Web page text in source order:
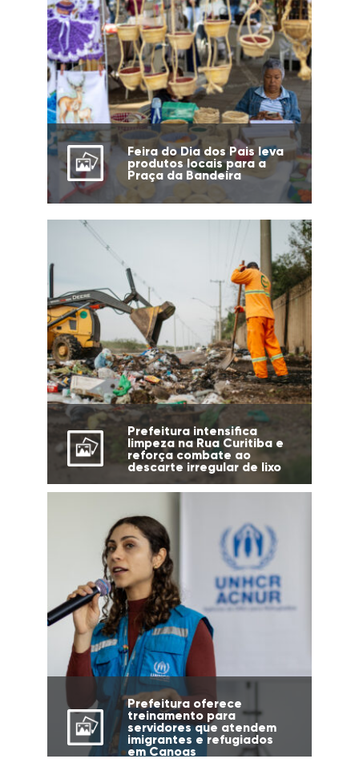
Feira do Dia dos Pais leva
produtos locais para a
Praça da Bandeira
Prefeitura intensifica
limpeza na Rua Curitiba e
reforça combate ao
descarte irregular de lixo
Prefeitura oferece
treinamento para
servidores que atendem
imigrantes e refugiados
em Canoas